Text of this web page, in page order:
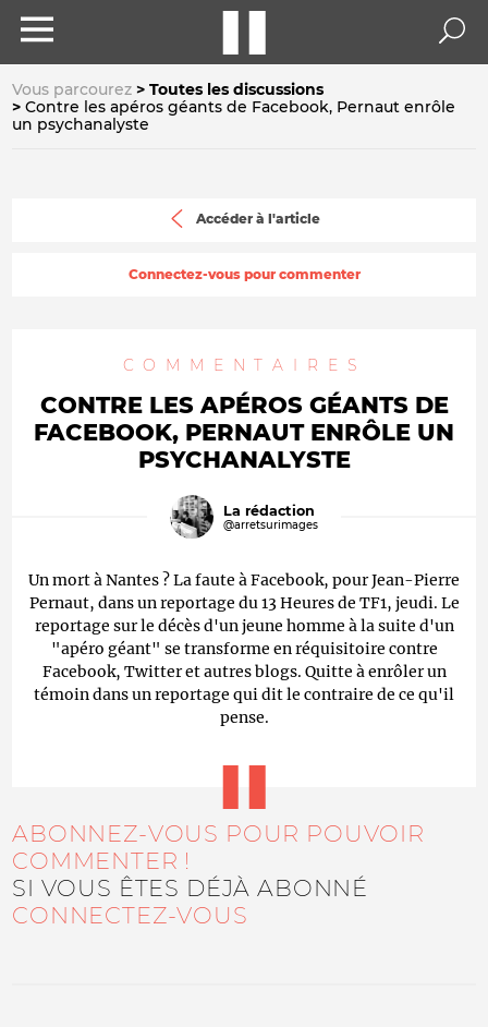
Vous parcourez
Toutes les discussions
Contre les apéros géants de Facebook, Pernaut enrôle
un psychanalyste
Accéder à l'article
Connectez-vous pour commenter
COMMENTAIRES
CONTRE LES APÉROS GÉANTS DE
FACEBOOK, PERNAUT ENRÔLE UN
PSYCHANALYSTE
La rédaction
@arretsurimages
Un mort à Nantes ? La faute à Facebook, pour Jean-Pierre
Pernaut, dans un reportage du 13 Heures de TF1, jeudi. Le
reportage sur le décès d'un jeune homme à la suite d'un
"apéro géant" se transforme en réquisitoire contre
Facebook, Twitter et autres blogs. Quitte à enrôler un
témoin dans un reportage qui dit le contraire de ce qu'il
pense.
ABONNEZ-VOUS POUR POUVOIR
COMMENTER !
SI VOUS ÊTES DÉJÀ ABONNÉ
CONNECTEZ-VOUS